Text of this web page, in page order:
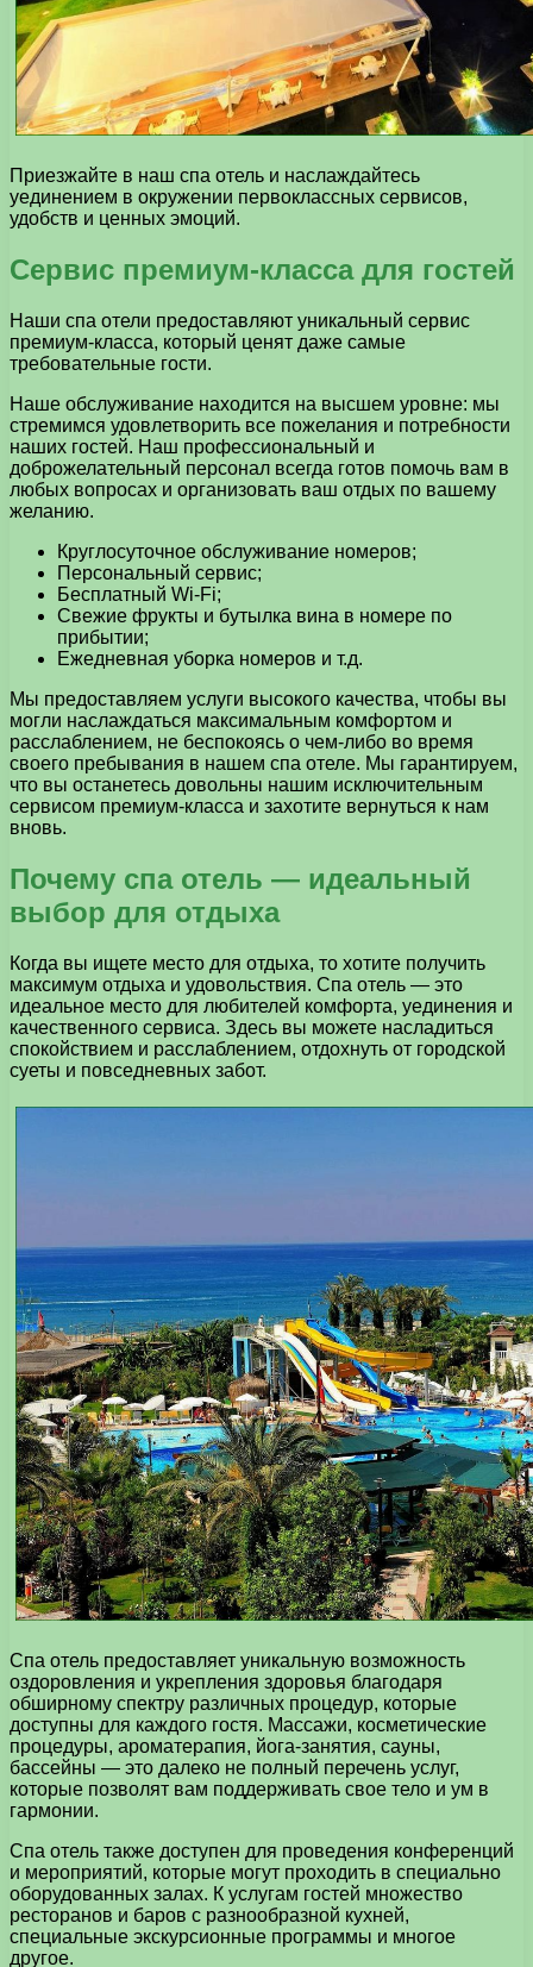
Приезжайте в наш спа отель и наслаждайтесь
уединением в окружении первоклассных сервисов,
удобств и ценных эмоций.
Сервис премиум-класса для гостей
Наши спа отели предоставляют уникальный сервис
премиум-класса, который ценят даже самые
требовательные гости.
Наше обслуживание находится на высшем уровне: мы
стремимся удовлетворить все пожелания и потребности
наших гостей. Наш профессиональный и
доброжелательный персонал всегда готов помочь вам в
любых вопросах и организовать ваш отдых по вашему
желанию.
Круглосуточное обслуживание номеров;
Персональный сервис;
Бесплатный Wi-Fi;
Свежие фрукты и бутылка вина в номере по
прибытии;
Ежедневная уборка номеров и т.д.
Мы предоставляем услуги высокого качества, чтобы вы
могли наслаждаться максимальным комфортом и
расслаблением, не беспокоясь о чем-либо во время
своего пребывания в нашем спа отеле. Мы гарантируем,
что вы останетесь довольны нашим исключительным
сервисом премиум-класса и захотите вернуться к нам
вновь.
Почему спа отель — идеальный
выбор для отдыха
Когда вы ищете место для отдыха, то хотите получить
максимум отдыха и удовольствия. Спа отель — это
идеальное место для любителей комфорта, уединения и
качественного сервиса. Здесь вы можете насладиться
спокойствием и расслаблением, отдохнуть от городской
суеты и повседневных забот.
Спа отель предоставляет уникальную возможность
оздоровления и укрепления здоровья благодаря
обширному спектру различных процедур, которые
доступны для каждого гостя. Массажи, косметические
процедуры, ароматерапия, йога-занятия, сауны,
бассейны — это далеко не полный перечень услуг,
которые позволят вам поддерживать свое тело и ум в
гармонии.
Спа отель также доступен для проведения конференций
и мероприятий, которые могут проходить в специально
оборудованных залах. К услугам гостей множество
ресторанов и баров с разнообразной кухней,
специальные экскурсионные программы и многое
другое.